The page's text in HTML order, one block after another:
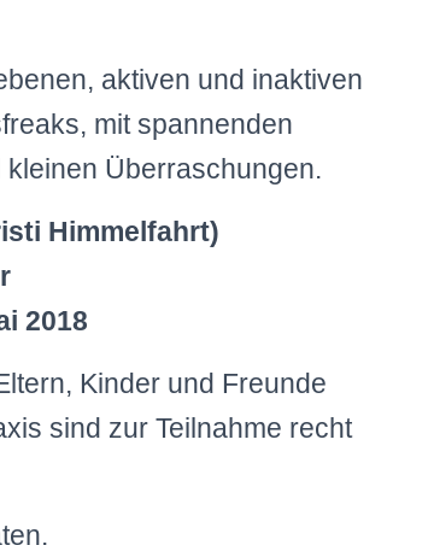
aktiven und inaktiven
mit spannenden
Überraschungen.
Himmelfahrt)
2018
Kinder und Freunde
sind zur Teilnahme recht